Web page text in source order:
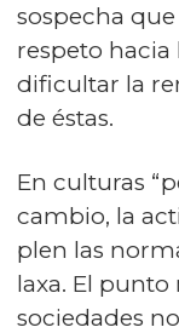
sospecha
respeto hacia
dificultar la
de éstas.
En culturas
cambio, la
plen las
laxa. El punto
sociedades